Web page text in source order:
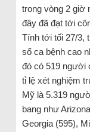
trong vòng 2 giờ
đây đã đạt tới
Tính tới tối 27/3,
số ca bệnh cao
đó có 519 người
tỉ lệ xét nghiệm
Mỹ là 5.319
bang như
Georgia (595),